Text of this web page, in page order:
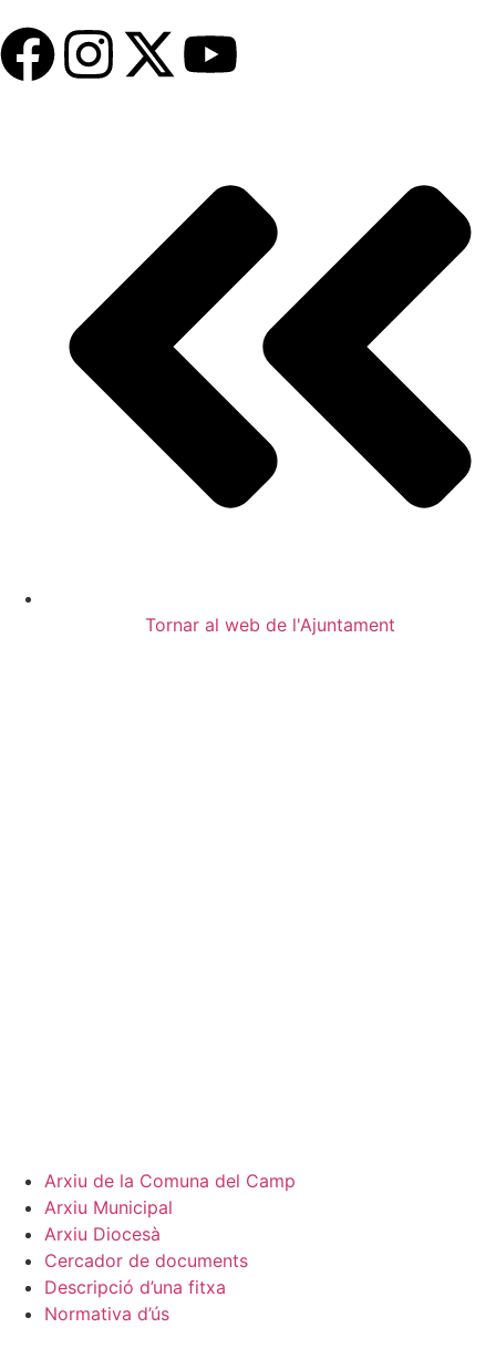
Tornar al web de l'Ajuntament
Arxiu de la Comuna del Camp
Arxiu Municipal
Arxiu Diocesà
Cercador de documents
Descripció d’una fitxa
Normativa d’ús